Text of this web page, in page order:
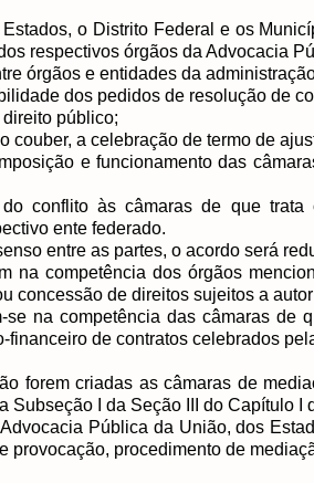
o Distrito Federal e os
respectivos órgãos da Advocacia
órgãos e entidades da
dos pedidos de resolução de
público;
couber, a celebração de termo de
e funcionamento das
conflito às câmaras de que
ente federado.
entre as partes, o acordo será
na competência dos órgãos
concessão de direitos sujeitos a
se na competência das câmaras de
financeiro de contratos celebrados
forem criadas as câmaras de
Subseção I da Seção III do Capítulo I
Pública da União, dos
provocação, procedimento de